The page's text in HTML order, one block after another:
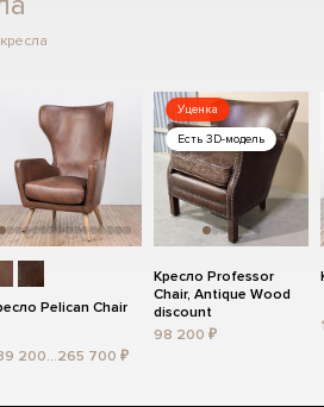
Pelican Chair
200...265 700 ₽
Уценка
Есть 3D-модель
Кресло Professor
Chair, Antique Wood
discount
98 200 ₽